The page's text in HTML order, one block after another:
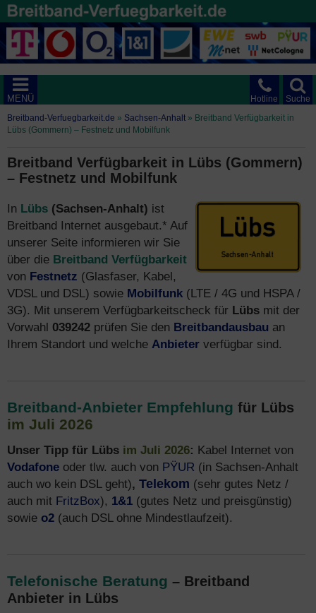
Suche
Hotline
MENÜ
Breitband-Verfuegbarkeit.de » Sachsen-Anhalt » Breitband Verfügbarkeit in
Lübs (Gommern) – Festnetz und Mobilfunk
Breitband Verfügbarkeit in Lübs (Gommern)
– Festnetz und Mobilfunk
In Lübs (Sachsen-Anhalt) ist
Breitband Internet ausgebaut.* Auf
unserer Seite informieren wir Sie
über die Breitband Verfügbarkeit
von Festnetz (Glasfaser, Kabel,
VDSL und DSL) sowie Mobilfunk (LTE / 4G und HSPA /
3G). Mit unserem Verfügbarkeitscheck für Lübs mit der
Vorwahl 039242 prüfen Sie den Breitbandausbau an
Ihrem Standort und welche Anbieter verfügbar sind.
Breitband-Anbieter Empfehlung für Lübs
im Juli 2026
Unser Tipp für Lübs im Juli 2026: Kabel Internet von
Vodafone oder tlw. auch von PŸUR (in Sachsen-Anhalt
auch wo kein DSL geht), Telekom (sehr gutes Netz /
auch mit FritzBox), 1&1 (gutes Netz und preisgünstig)
sowie o2 (auch DSL ohne Mindestlaufzeit).
Telefonische Beratung – Breitband
Anbieter in Lübs